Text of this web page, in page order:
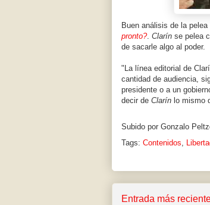
Buen análisis de la
pronto?. Clarín se pelea
de sacarle algo al poder.
"La línea editorial de
cantidad de audiencia,
presidente o a un
decir de Clarín lo mismo
Subido por Gonzalo
Tags: Contenidos,
Entrada más